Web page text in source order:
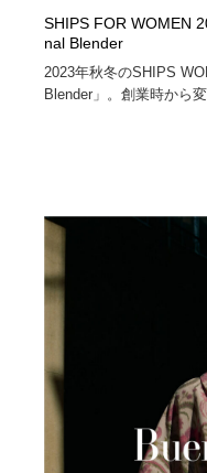
SHIPS FOR WOMEN
nal Blender
2023年秋冬のSHIPS
Blender」。創業時から